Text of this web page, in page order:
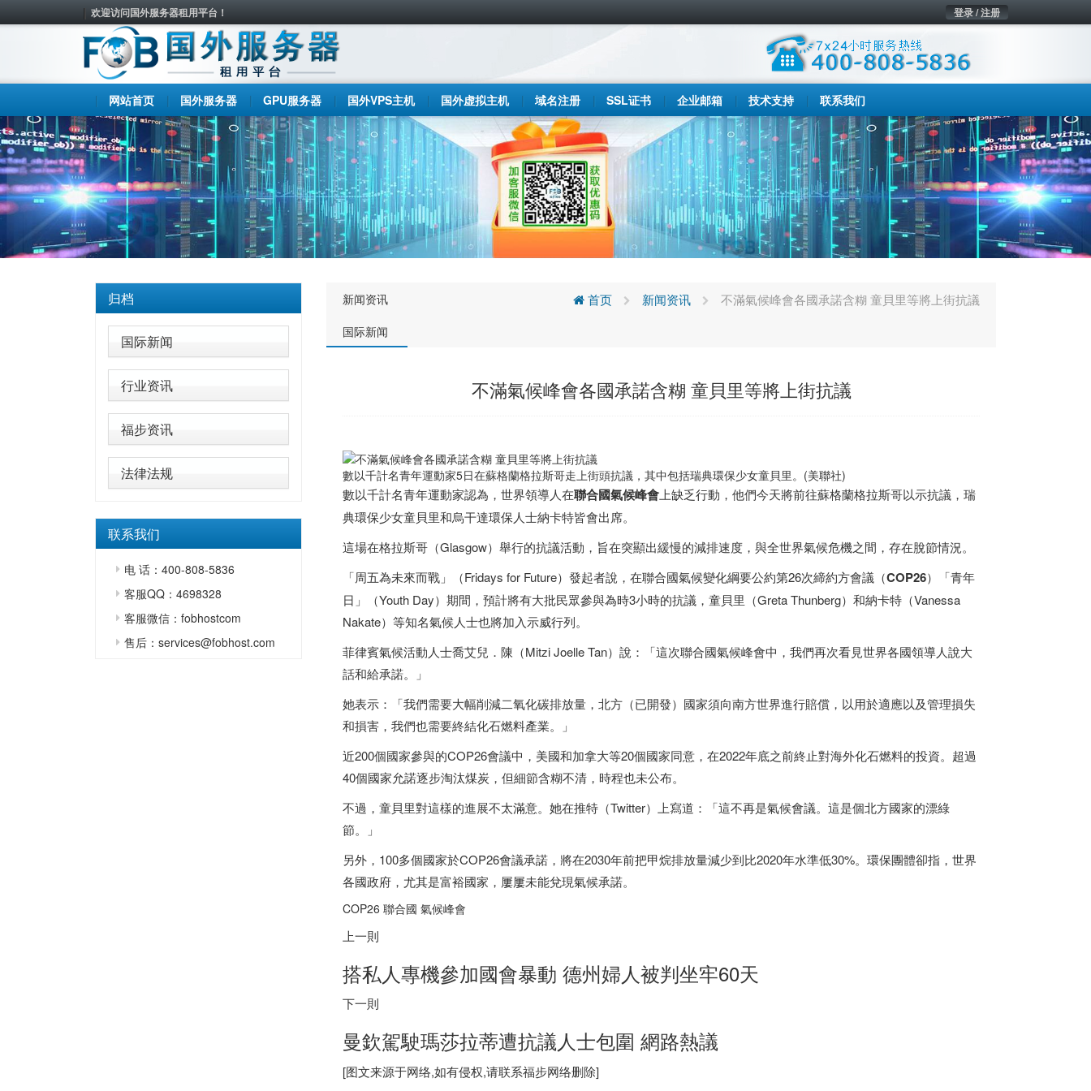
欢迎访问国外服务器租用平台！ 登录 / 注册
网站首页 国外服务器 GPU服务器 国外VPS主机 国外虚拟主机 域名注册 SSL证书 企业邮箱 技术支持 联系我们
归档
国际新闻
行业资讯
福步资讯
法律法规
联系我们
电 话：400-808-5836
客服QQ：4698328
客服微信：fobhostcom
售后：services@fobhost.com
新闻资讯
国际新闻
首页 新闻资讯 不滿氣候峰會各國承諾含糊 童貝里等將上街抗議
不滿氣候峰會各國承諾含糊 童貝里等將上街抗議
數以千計名青年運動家5日在蘇格蘭格拉斯哥走上街頭抗議，其中包括瑞典環保少女童貝里。(美聯社)
數以千計名青年運動家認為，世界領導人在聯合國氣候峰會上缺乏行動，他們今天將前往蘇格蘭格拉斯哥以示抗議， 瑞
典環保少女童貝里和烏干達環保人士納卡特皆會出席。
這場在格拉斯哥（Glasgow）舉行的抗議活動，旨在突顯出緩慢的減排速度，與全世界氣候危機之間，存在脫節情況。
「周五為未來而戰」（Fridays for Future）發起者說，在聯合國氣候變化綱要公約第26次締約方會議（COP26）「青年
日」（Youth Day）期間，預計將有大批民眾參與為時3小時的抗議，童貝里（Greta Thunberg）和納卡特（Vanessa
Nakate）等知名氣候人士也將加入示威行列。
菲律賓氣候活動人士喬艾兒．陳（Mitzi Joelle Tan）說：「這次聯合國氣候峰會中，我們再次看見世界各國領導人說大
話和給承諾。」
她表示：「我們需要大幅削減二氧化碳排放量，北方（已開發）國家須向南方世界進行賠償，以用於適應以及管理損失
和損害，我們也需要終結化石燃料產業。」
近200個國家參與的COP26會議中，美國和加拿大等20個國家同意，在2022年底之前終止對海外化石燃料的投資。超過
40個國家允諾逐步淘汰煤炭，但細節含糊不清，時程也未公布。
不過，童貝里對這樣的進展不太滿意。她在推特（Twitter）上寫道：「這不再是氣候會議。這是個北方國家的漂綠
節。」
另外，100多個國家於COP26會議承諾，將在2030年前把甲烷排放量減少到比2020年水準低30%。環保團體卻指，世界
各國政府，尤其是富裕國家，屢屢未能兌現氣候承諾。
COP26 聯合國 氣候峰會
上一則
搭私人專機參加國會暴動 德州婦人被判坐牢60天
下一則
曼欽駕駛瑪莎拉蒂遭抗議人士包圍 網路熱議
[图文来源于网络,如有侵权,请联系福步网络删除]